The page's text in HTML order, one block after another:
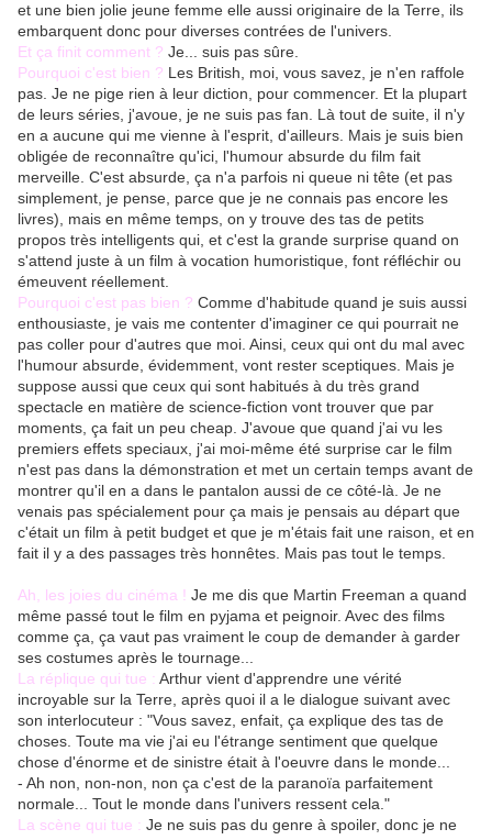
et une bien jolie jeune femme elle aussi originaire de la Terre, ils
embarquent donc pour diverses contrées de l'univers.
Et ça finit comment ? Je... suis pas sûre.
Pourquoi c'est bien ? Les British, moi, vous savez, je n'en raffole
pas. Je ne pige rien à leur diction, pour commencer. Et la plupart
de leurs séries, j'avoue, je ne suis pas fan. Là tout de suite, il n'y
en a aucune qui me vienne à l'esprit, d'ailleurs. Mais je suis bien
obligée de reconnaître qu'ici, l'humour absurde du film fait
merveille. C'est absurde, ça n'a parfois ni queue ni tête (et pas
simplement, je pense, parce que je ne connais pas encore les
livres), mais en même temps, on y trouve des tas de petits
propos très intelligents qui, et c'est la grande surprise quand on
s'attend juste à un film à vocation humoristique, font réfléchir ou
émeuvent réellement.
Pourquoi c'est pas bien ? Comme d'habitude quand je suis aussi
enthousiaste, je vais me contenter d'imaginer ce qui pourrait ne
pas coller pour d'autres que moi. Ainsi, ceux qui ont du mal avec
l'humour absurde, évidemment, vont rester sceptiques. Mais je
suppose aussi que ceux qui sont habitués à du très grand
spectacle en matière de science-fiction vont trouver que par
moments, ça fait un peu cheap. J'avoue que quand j'ai vu les
premiers effets speciaux, j'ai moi-même été surprise car le film
n'est pas dans la démonstration et met un certain temps avant de
montrer qu'il en a dans le pantalon aussi de ce côté-là. Je ne
venais pas spécialement pour ça mais je pensais au départ que
c'était un film à petit budget et que je m'étais fait une raison, et en
fait il y a des passages très honnêtes. Mais pas tout le temps.
Ah, les joies du cinéma ! Je me dis que Martin Freeman a quand
même passé tout le film en pyjama et peignoir. Avec des films
comme ça, ça vaut pas vraiment le coup de demander à garder
ses costumes après le tournage...
La réplique qui tue : Arthur vient d'apprendre une vérité
incroyable sur la Terre, après quoi il a le dialogue suivant avec
son interlocuteur : "Vous savez, enfait, ça explique des tas de
choses. Toute ma vie j'ai eu l'étrange sentiment que quelque
chose d'énorme et de sinistre était à l'oeuvre dans le monde...
- Ah non, non-non, non ça c'est de la paranoïa parfaitement
normale... Tout le monde dans l'univers ressent cela."
La scène qui tue : Je ne suis pas du genre à spoiler, donc je ne